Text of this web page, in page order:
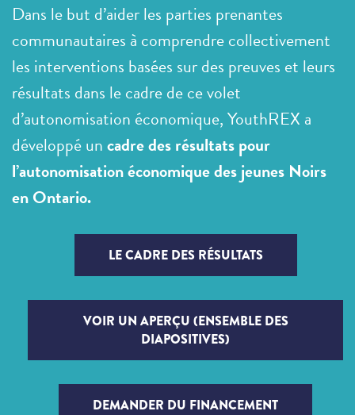
Dans le but d’aider les parties prenantes
communautaires à comprendre collectivement
les interventions basées sur des preuves et leurs
résultats dans le cadre de ce volet
d’autonomisation économique, YouthREX a
développé uncadre des résultats pour
l’autonomisation économique des jeunes Noirs
en Ontario.
LE CADRE DES RÉSULTATS
VOIR UN APERÇU (ENSEMBLE DES
DIAPOSITIVES)
DEMANDER DU FINANCEMENT